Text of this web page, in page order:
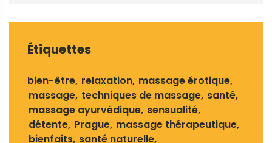
Étiquettes
bien-être relaxation massage érotique
massage techniques de massage santé
massage ayurvédique sensualité
détente Prague massage thérapeutique
bienfaits santé naturelle